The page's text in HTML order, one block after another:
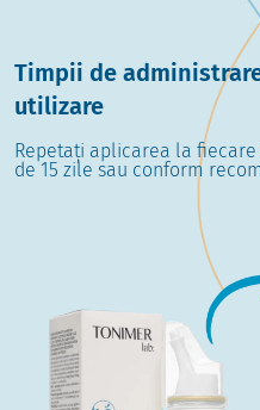
Timpii de
utilizare
Repetați aplicarea la fiecare
de 15 zile sau conform